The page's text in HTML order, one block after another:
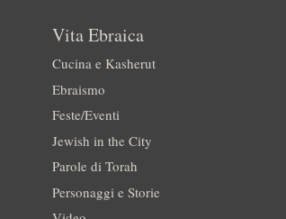
Vita Ebraica
Cucina e Kasherut
Ebraismo
Feste/Eventi
Jewish in the City
Parole di Torah
Personaggi e Storie